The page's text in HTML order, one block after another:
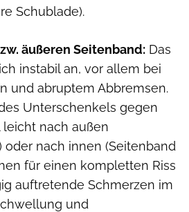
Schublade).
äußeren Seitenband: Das
instabil an, vor allem bei
und abruptem Abbremsen.
Unterschenkels gegen
nach außen
oder nach innen (Seitenband
für einen kompletten Riss
auftretende Schmerzen im
und